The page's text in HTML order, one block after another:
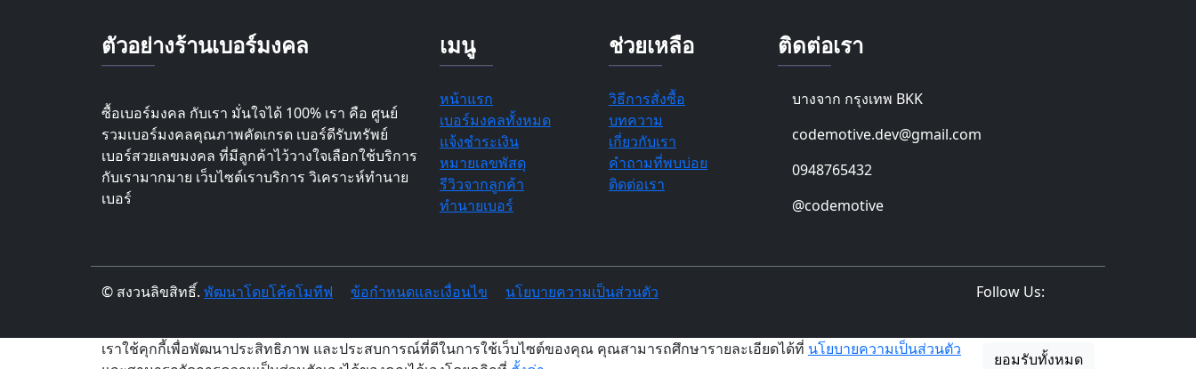
ตัวอย่างร้านเบอร์มงคล
ซื้อเบอร์มงคล กับเรา มั่นใจได้ 100% เรา คือ ศูนย์
รวมเบอร์มงคลคุณภาพคัดเกรด เบอร์ดีรับทรัพย์
เบอร์สวยเลขมงคล ที่มีลูกค้าไว้วางใจเลือกใช้บริการ
กับเรามากมาย เว็บไซต์เราบริการ วิเคราะห์ทำนาย
เบอร์
เมนู
หน้าแรก
เบอร์มงคลทั้งหมด
แจ้งชำระเงิน
หมายเลขพัสดุ
รีวิวจากลูกค้า
ทำนายเบอร์
ช่วยเหลือ
วิธีการสั่งซื้อ
บทความ
เกี่ยวกับเรา
คำถามที่พบบ่อย
ติดต่อเรา
ติดต่อเรา
บางจาก กรุงเทพ BKK
codemotive.dev@gmail.com
0948765432
@codemotive
© สงวนลิขสิทธิ์. พัฒนาโดยโค้ดโมทีฟ ข้อกำหนดและเงื่อนไข นโยบายความเป็นส่วนตัว Follow Us:
เราใช้คุกกี้เพื่อพัฒนาประสิทธิภาพ และประสบการณ์ที่ดีในการใช้เว็บไซต์ของคุณ คุณสามารถศึกษารายละเอียดได้ที่ นโยบายความเป็นส่วนตัว
ยอมรับทั้งหมด